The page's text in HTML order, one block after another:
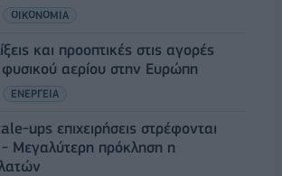
ΟΙΚΟΝΟΜΙΑ
και προοπτικές στις αγορές
φυσικού αερίου στην Ευρώπη
ΕΝΕΡΓΕΙΑ
ups επιχειρήσεις στρέφονται
Μεγαλύτερη πρόκληση η